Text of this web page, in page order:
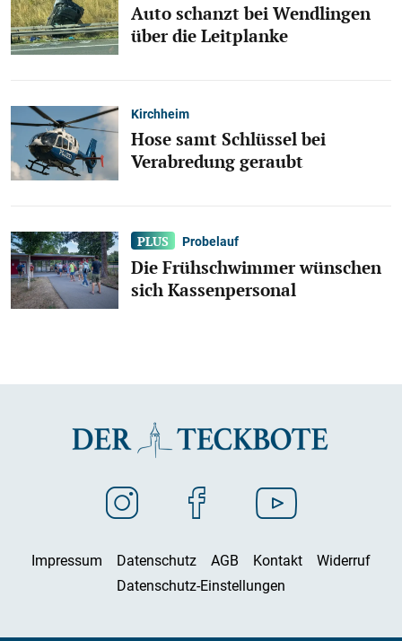
Auto schanzt bei Wendlingen
über die Leitplanke
Kirchheim
Hose samt Schlüssel bei
Verabredung geraubt
Probelauf
Die Frühschwimmer wünschen
sich Kassenpersonal
Impressum Datenschutz AGB Kontakt
Widerruf
Datenschutz-Einstellungen